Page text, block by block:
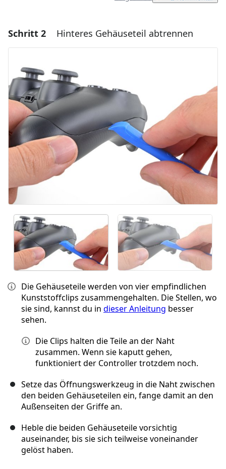
Einen Kommentar hinzufügen
Abbrechen Kommentieren
Schritt 2 Hinteres Gehäuseteil abtrennen
Die Gehäuseteile werden von vier empfindlichen
Kunststoffclips zusammengehalten. Die Stellen, wo
sie sind, kannst du in dieser Anleitung besser
sehen.
Die Clips halten die Teile an der Naht
zusammen. Wenn sie kaputt gehen,
funktioniert der Controller trotzdem noch.
Setze das Öffnungswerkzeug in die Naht zwischen
den beiden Gehäuseteilen ein, fange damit an den
Außenseiten der Griffe an.
Heble die beiden Gehäuseteile vorsichtig
auseinander, bis sie sich teilweise voneinander
gelöst haben.